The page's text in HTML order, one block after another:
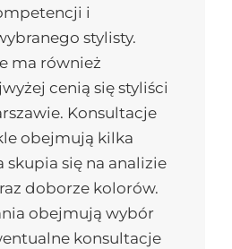
i
stylisty.
ma również
cenią się styliści
Konsultacje
obejmują kilka
skupia się na analizie
doborze kolorów.
obejmują wybór
konsultacje